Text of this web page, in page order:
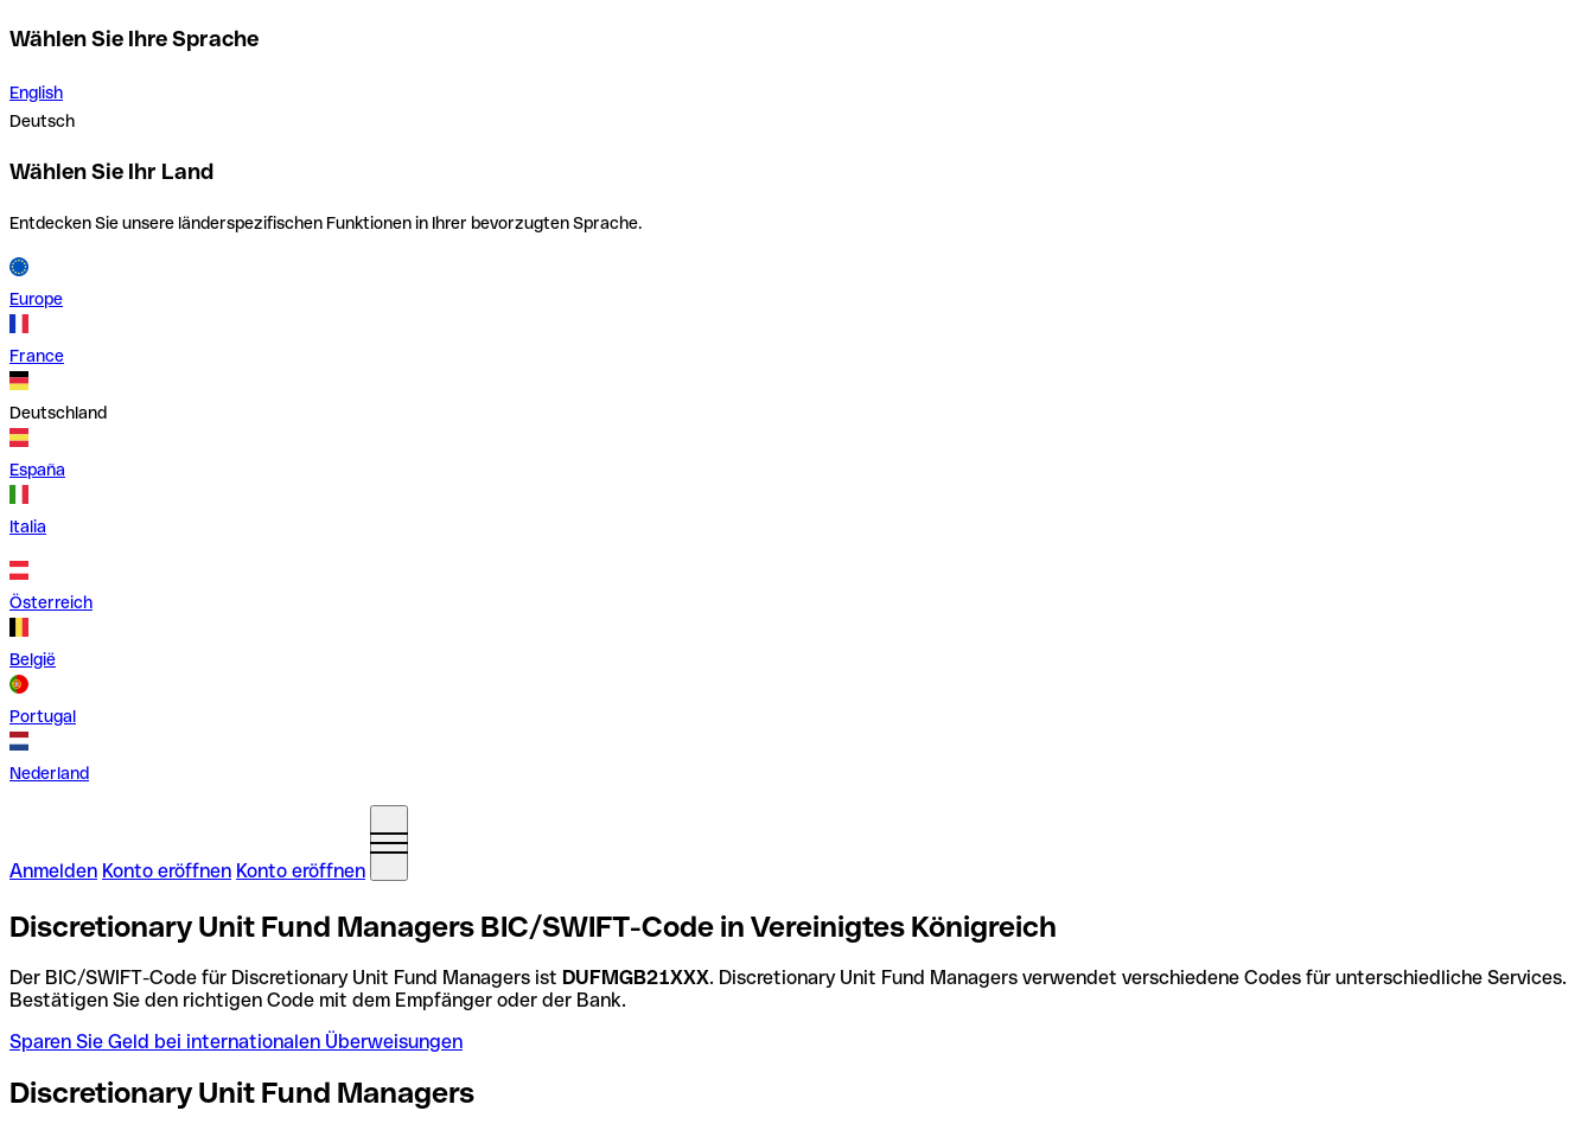
Wählen Sie Ihre Sprache
English
Deutsch
Wählen Sie Ihr Land
Entdecken Sie unsere länderspezifischen Funktionen in Ihrer bevorzugten Sprache.
Europe
France
Deutschland
España
Italia
Österreich
België
Portugal
Nederland
Anmelden Konto eröffnen Konto eröffnen
Discretionary Unit Fund Managers BIC/SWIFT-Code in Vereinigtes Königreich
Der BIC/SWIFT-Code für Discretionary Unit Fund Managers ist DUFMGB21XXX. Discretionary Unit Fund Managers verwendet verschiedene Codes für unterschiedliche Services.
Bestätigen Sie den richtigen Code mit dem Empfänger oder der Bank.
Sparen Sie Geld bei internationalen Überweisungen
Discretionary Unit Fund Managers